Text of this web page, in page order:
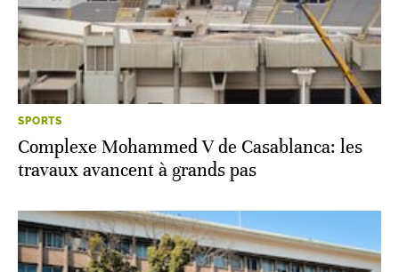
SPORTS
Complexe Mohammed V de Casablanca: les
travaux avancent à grands pas